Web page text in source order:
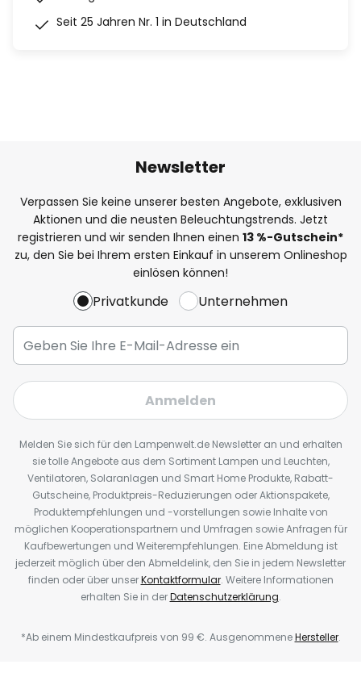
Seit 25 Jahren Nr. 1 in Deutschland
Newsletter
Verpassen Sie keine unserer besten Angebote, exklusiven
Aktionen und die neusten Beleuchtungstrends. Jetzt
registrieren und wir senden Ihnen einen 13 %-Gutschein*
zu, den Sie bei Ihrem ersten Einkauf in unserem Onlineshop
einlösen können!
Privatkunde Unternehmen
Anmelden
Melden Sie sich für den Lampenwelt.de Newsletter an und erhalten
sie tolle Angebote aus dem Sortiment Lampen und Leuchten,
Ventilatoren, Solaranlagen und Smart Home Produkte, Rabatt-
Gutscheine, Produktpreis-Reduzierungen oder Aktionspakete,
Produktempfehlungen und -vorstellungen sowie Inhalte von
möglichen Kooperationspartnern und Umfragen sowie Anfragen für
Kaufbewertungen und Weiterempfehlungen. Eine Abmeldung ist
jederzeit möglich über den Abmeldelink, den Sie in jedem Newsletter
finden oder über unserKontaktformular. Weitere Informationen
erhalten Sie in derDatenschutzerklärung.
*Ab einem Mindestkaufpreis von 99 €. AusgenommeneHersteller.